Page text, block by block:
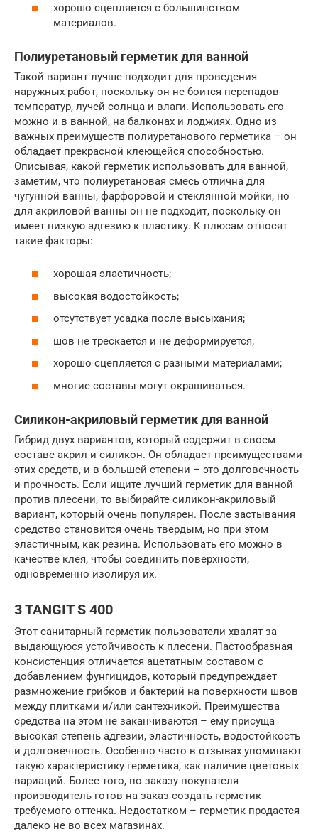
хорошо сцепляется с большинством
материалов.
Полиуретановый герметик для ванной
Такой вариант лучше подходит для проведения
наружных работ, поскольку он не боится перепадов
температур, лучей солнца и влаги. Использовать его
можно и в ванной, на балконах и лоджиях. Одно из
важных преимуществ полиуретанового герметика – он
обладает прекрасной клеющейся способностью.
Описывая, какой герметик использовать для ванной,
заметим, что полиуретановая смесь отлична для
чугунной ванны, фарфоровой и стеклянной мойки, но
для акриловой ванны он не подходит, поскольку он
имеет низкую адгезию к пластику. К плюсам относят
такие факторы:
хорошая эластичность;
высокая водостойкость;
отсутствует усадка после высыхания;
шов не трескается и не деформируется;
хорошо сцепляется с разными материалами;
многие составы могут окрашиваться.
Силикон-акриловый герметик для ванной
Гибрид двух вариантов, который содержит в своем
составе акрил и силикон. Он обладает преимуществами
этих средств, и в большей степени – это долговечность
и прочность. Если ищите лучший герметик для ванной
против плесени, то выбирайте силикон-акриловый
вариант, который очень популярен. После застывания
средство становится очень твердым, но при этом
эластичным, как резина. Использовать его можно в
качестве клея, чтобы соединить поверхности,
одновременно изолируя их.
3 TANGIT S 400
Этот санитарный герметик пользователи хвалят за
выдающуюся устойчивость к плесени. Пастообразная
консистенция отличается ацетатным составом с
добавлением фунгицидов, который предупреждает
размножение грибков и бактерий на поверхности швов
между плитками и/или сантехникой. Преимущества
средства на этом не заканчиваются – ему присуща
высокая степень адгезии, эластичность, водостойкость
и долговечность. Особенно часто в отзывах упоминают
такую характеристику герметика, как наличие цветовых
вариаций. Более того, по заказу покупателя
производитель готов на заказ создать герметик
требуемого оттенка. Недостатком – герметик продается
далеко не во всех магазинах.